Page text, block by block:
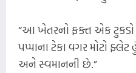
“આ ખેતરનો ફક્ત એક ટુકડો
પપ્પાના ટેકા વગર મોટો
અને સ્વમાનની છે.”